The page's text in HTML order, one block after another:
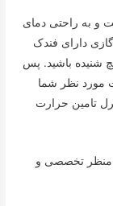
و به راحتی دمای
دارای فندک
شنیده باشید. پس
مورد نظر شما
تامین حرارت
منظر تخصصی و